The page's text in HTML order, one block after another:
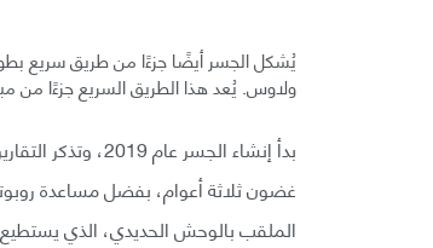
ولاوس. يُعد هذا الطريق السريع جزءًا من
بدأ إنشاء الجسر
الملقب بالوحش الحديدي، الذي